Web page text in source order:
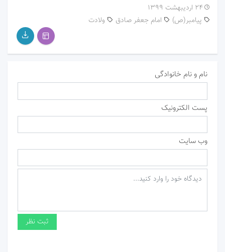
۲۴ اردیبهشت ۱۳۹۹
امام جعفر صادق
پیامبر(ص) ولادت
نام و نام خانوادگی
پست الکترونیک
وب سایت